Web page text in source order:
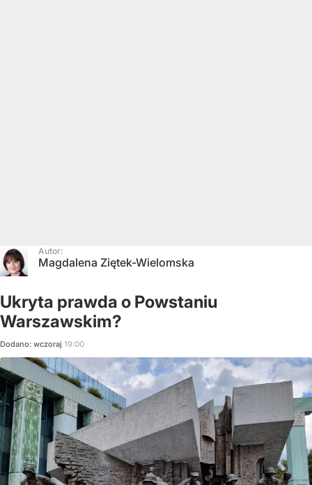
Autor:
Magdalena Ziętek-Wielomska
Ukryta prawda o Powstaniu
Warszawskim?
Dodano: wczoraj 19:00